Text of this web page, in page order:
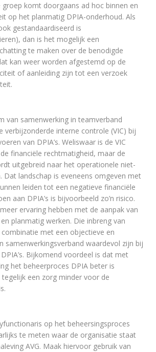
groep komt doorgaans ad hoc binnen en
op het planmatig DPIA-onderhoud. Als
gestandaardiseerd is
dan is het mogelijk een
te maken over de benodigde
kan weer worden afgestemd op de
of aanleiding zijn tot een verzoek
van samenwerking in teamverband
verbijzonderde interne controle (VIC) bij
van DPIA’s. Weliswaar is de VIC
financiële rechtmatigheid, maar de
uitgebreid naar het operationele niet-
Dat landschap is eveneens omgeven met
leiden tot een negatieve financiële
aan DPIA’s is bijvoorbeeld zo’n risico.
ervaring hebben met de aanpak van
planmatig werken. Die inbreng van
combinatie met een objectieve en
samenwerkingsverband waardevol zijn bij
Bijkomend voordeel is dat met
het beheerproces DPIA beter is
een zorg minder voor de
op het beheersingsproces
te meten waar de organisatie staat
AVG. Maak hiervoor gebruik van